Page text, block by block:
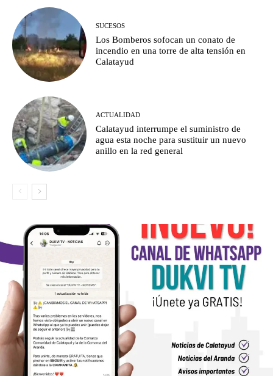
SUCESOS
Los Bomberos sofocan un conato de
incendio en una torre de alta tensión en
Calatayud
ACTUALIDAD
Calatayud interrumpe el suministro de
agua esta noche para sustituir un nuevo
anillo en la red general